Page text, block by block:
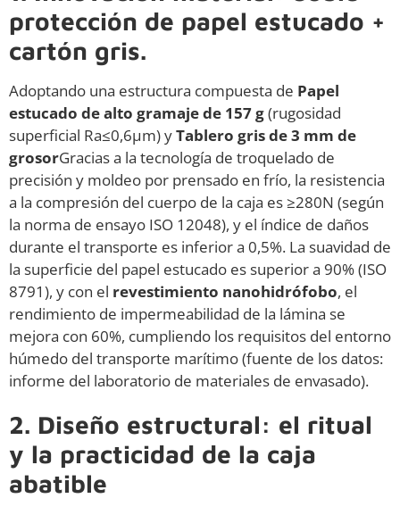
protección de papel estucado +
cartón gris.
Adoptando una estructura compuesta de Papel
estucado de alto gramaje de 157 g(rugosidad
superficial Ra≤0,6μm) yTablero gris de 3 mm de
grosorGracias a la tecnología de troquelado de
precisión y moldeo por prensado en frío, la resistencia
a la compresión del cuerpo de la caja es ≥280N (según
la norma de ensayo ISO 12048), y el índice de daños
durante el transporte es inferior a 0,5%. La suavidad de
la superficie del papel estucado es superior a 90% (ISO
8791), y con el revestimiento nanohidrófobo, el
rendimiento de impermeabilidad de la lámina se
mejora con 60%, cumpliendo los requisitos del entorno
húmedo del transporte marítimo (fuente de los datos:
informe del laboratorio de materiales de envasado).
2. Diseño estructural: el ritual
y la practicidad de la caja
abatible